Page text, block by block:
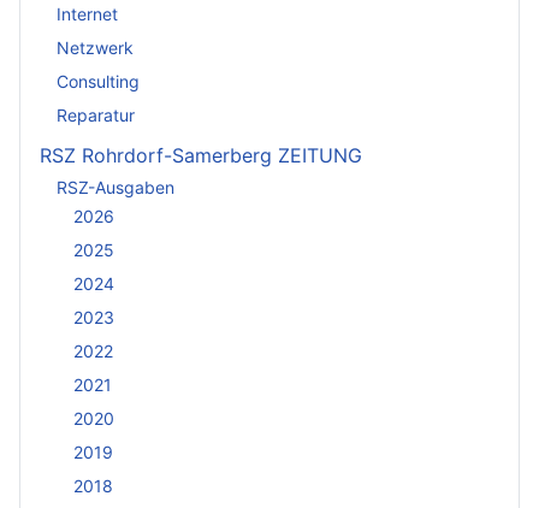
Internet
Netzwerk
Consulting
Reparatur
RSZ Rohrdorf-Samerberg ZEITUNG
RSZ-Ausgaben
2026
2025
2024
2023
2022
2021
2020
2019
2018